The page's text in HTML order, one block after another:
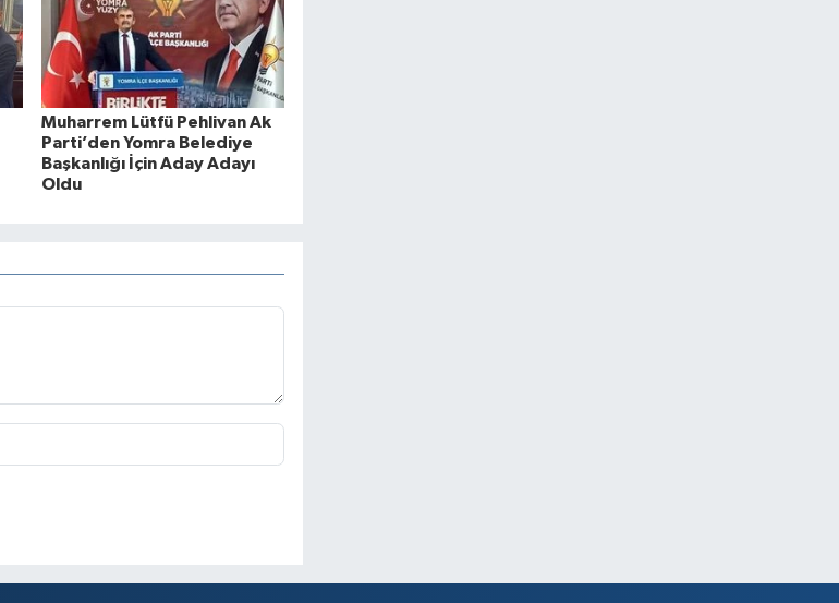
Muharrem Lütfü Pehlivan Ak
Parti’den Yomra Belediye
Başkanlığı İçin Aday Adayı
Oldu